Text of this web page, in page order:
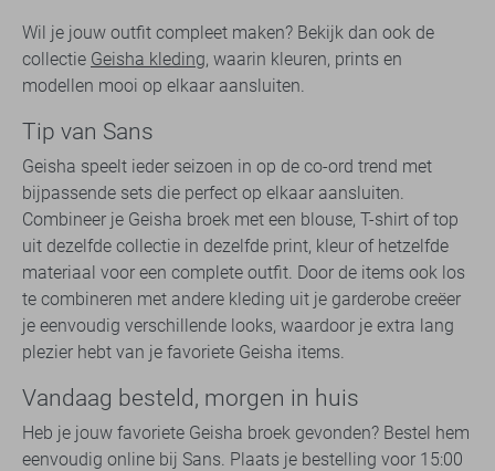
Wil je jouw outfit compleet maken? Bekijk dan ook de
collectie Geisha kleding, waarin kleuren, prints en
modellen mooi op elkaar aansluiten.
Tip van Sans
Geisha speelt ieder seizoen in op de co-ord trend met
bijpassende sets die perfect op elkaar aansluiten.
Combineer je Geisha broek met een blouse, T-shirt of top
uit dezelfde collectie in dezelfde print, kleur of hetzelfde
materiaal voor een complete outfit. Door de items ook los
te combineren met andere kleding uit je garderobe creëer
je eenvoudig verschillende looks, waardoor je extra lang
plezier hebt van je favoriete Geisha items.
Vandaag besteld, morgen in huis
Heb je jouw favoriete Geisha broek gevonden? Bestel hem
eenvoudig online bij Sans. Plaats je bestelling voor 15:00